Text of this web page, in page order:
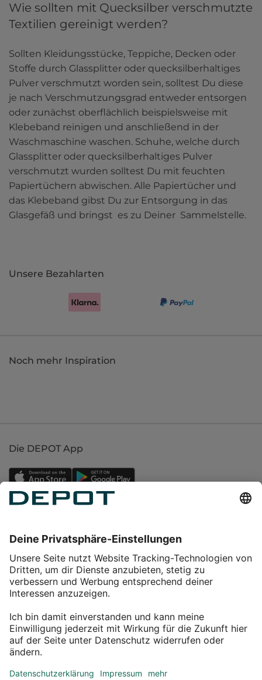
Wie sollten mit Quecksilber verschmutzte
Textilien gereinigt werden?
Sollten Kleidungsstücke, Teppiche, Decken oder
Stoffe durch Glassplitter oder quecksilberhaltiges
Pulver verschmutzt worden sein, solltest Du diese
je nach Verschmutzungsgrad entweder entsorgen
oder zunächst oberflächlich beispielsweise mit
Klebeband reinigen und anschließend in der
Waschmaschine waschen. Schuhe, welche durch
Glassplitter oder quecksilberhaltiges Pulver
verschmutzt wurden solltest Du mit feuchten
Papiertüchern abwischen. Alle Papiertücher und
das Klebeband gibst Du zur Entsorgung in das
Glasgefäß und bringst  es zu Deiner  Sammelstelle.
Unsere Bezahlarten
Noch mehr Inspiration
Die DEPOT App
Service
Über DEPOT
Kontakt